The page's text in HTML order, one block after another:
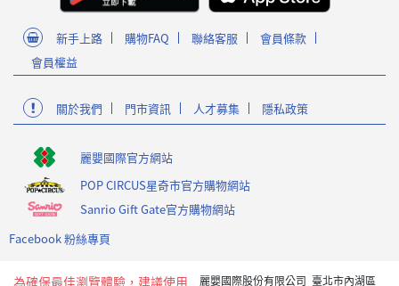
新手上路 購物FAQ 聯絡客服
會員條款
會員權益
關於我們 門市資訊 人才募集 隱私政策
麗嬰國際官方網站
POP CIRCUS星奇市官方購物網站
Sanrio Gift Gate官方購物網站
Facebook 粉絲專頁
為確保最佳瀏覽體驗，建議使用 麗嬰國際股份有限公司 臺北市內湖區